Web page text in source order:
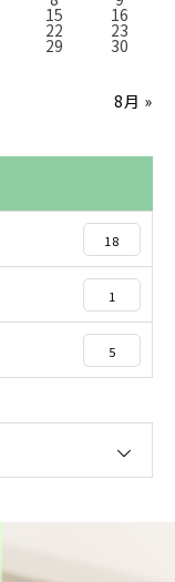
15 16
22 23
29 30
8月 »
18
1
5